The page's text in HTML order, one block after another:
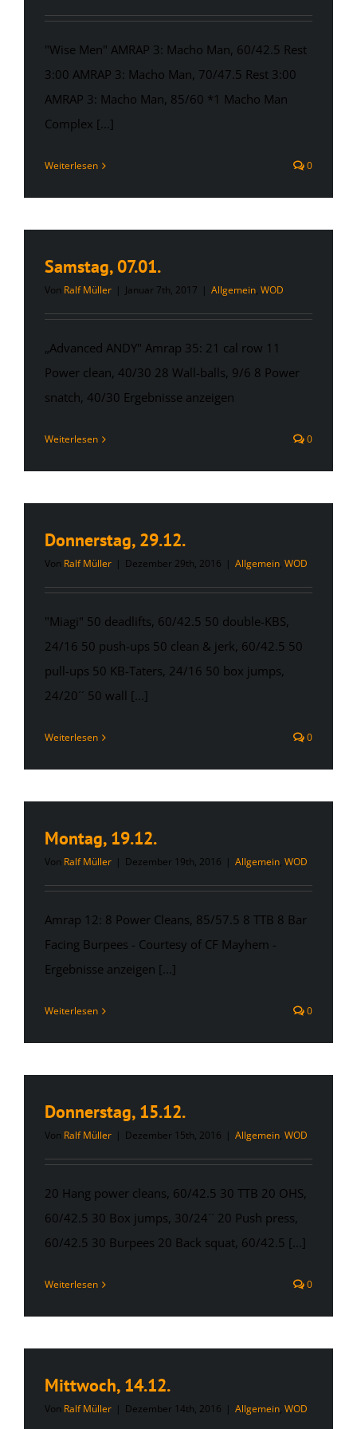
"Wise Men" AMRAP 3: Macho Man, 60/42.5 Rest
3:00 AMRAP 3: Macho Man, 70/47.5 Rest 3:00
AMRAP 3: Macho Man, 85/60 *1 Macho Man
Complex [...]
Weiterlesen 0
Samstag, 07.01.
Von Ralf Müller | Januar 7th, 2017 | Allgemein, WOD
„Advanced ANDY" Amrap 35: 21 cal row 11
Power clean, 40/30 28 Wall-balls, 9/6 8 Power
snatch, 40/30 Ergebnisse anzeigen
Weiterlesen 0
Donnerstag, 29.12.
Von Ralf Müller | Dezember 29th, 2016 | Allgemein, WOD
"Miagi" 50 deadlifts, 60/42.5 50 double-KBS,
24/16 50 push-ups 50 clean & jerk, 60/42.5 50
pull-ups 50 KB-Taters, 24/16 50 box jumps,
24/20´´ 50 wall [...]
Weiterlesen 0
Montag, 19.12.
Von Ralf Müller | Dezember 19th, 2016 | Allgemein, WOD
Amrap 12: 8 Power Cleans, 85/57.5 8 TTB 8 Bar
Facing Burpees - Courtesy of CF Mayhem -
Ergebnisse anzeigen [...]
Weiterlesen 0
Donnerstag, 15.12.
Von Ralf Müller | Dezember 15th, 2016 | Allgemein, WOD
20 Hang power cleans, 60/42.5 30 TTB 20 OHS,
60/42.5 30 Box jumps, 30/24´´ 20 Push press,
60/42.5 30 Burpees 20 Back squat, 60/42.5 [...]
Weiterlesen 0
Mittwoch, 14.12.
Von Ralf Müller | Dezember 14th, 2016 | Allgemein, WOD